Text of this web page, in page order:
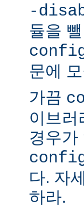
-
듈을
문에
가끔
이브러
경우가
다. 자
하라.